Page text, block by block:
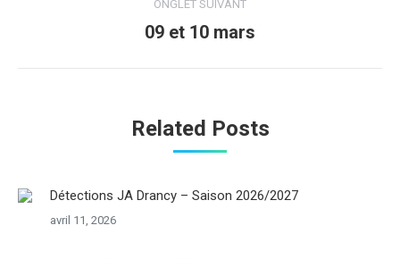
ONGLET SUIVANT
Onglet
09 et 10 mars
Related Posts
Détections JA Drancy – Saison 2026/2027
avril 11, 2026